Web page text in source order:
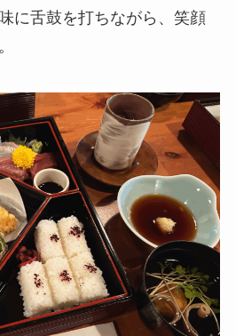
に舌鼓を打ちながら、笑顔